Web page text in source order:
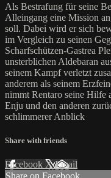
Als Bestrafung für seine
Alleingang eine Mission
soll. Dabei wird er sich
im Vergleich zu seinen
Scharfschützen-Gastrea
unsterblichen Aldebaran
seinem Kampf verletzt
anderem als seinem
nimmt Rentaro seine Hilfe
Enju und den anderen
schlimmerer Anblick
Share with friends
Facebook XEmail